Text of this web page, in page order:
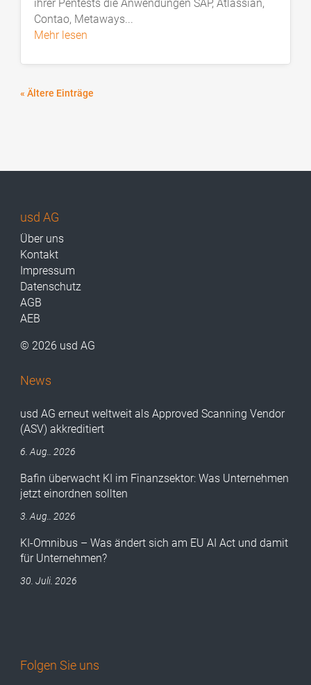
ihrer Pentests die Anwendungen SAP, Atlassian,
Contao, Metaways...
mehr lesen
« Ältere Einträge
usd AG
Über uns
Kontakt
Impressum
Datenschutz
AGB
AEB
© 2026 usd AG
News
usd AG erneut weltweit als Approved Scanning Vendor
(ASV) akkreditiert
6. Aug.. 2026
Bafin überwacht KI im Finanzsektor: Was Unternehmen
jetzt einordnen sollten
3. Aug.. 2026
KI-Omnibus – Was ändert sich am EU AI Act und damit
für Unternehmen?
30. Juli. 2026
Folgen Sie uns